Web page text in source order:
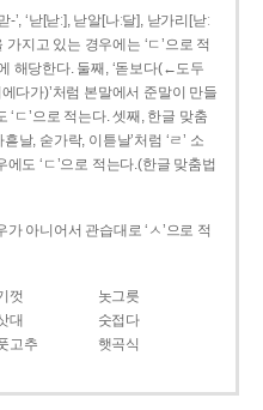
’, ‘낟[낟ː], 낟알[나ː달], 낟가리[낟ː
가지고 있는 경우에는 ‘ㄷ’으로 적
해당한다. 둘째, ‘돋보다(←도두
다가)’처럼 본말에서 준말이 만들
‘ㄷ’으로 적는다. 셋째, 한글 맞춤
날, 숟가락, 이튿날’처럼 ‘ㄹ’ 소
도 ‘ㄷ’으로 적는다.(한글 맞춤법
아니어서 관습대로 ‘ㅅ’으로 적
껏
놋그릇
대
숫접다
고추 햇곡식